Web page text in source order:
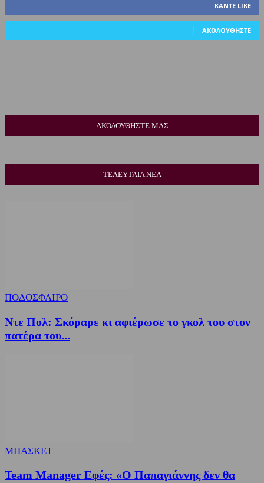
ΚΆΝΤΕ LIKE
ΑΚΟΛΟΥΘΉΣΤΕ
ΑΚΟΛΟΥΘΗΣΤΕ ΜΑΣ
ΤΕΛΕΥΤΑΙΑ ΝΕΑ
ΠΟΔΟΣΦΑΙΡΟ
Ντε Πολ: Σκόραρε κι αφιέρωσε το γκολ του στον
πατέρα του...
ΜΠΑΣΚΕΤ
Team Manager Εφές: «Ο Παπαγιάννης δεν θα